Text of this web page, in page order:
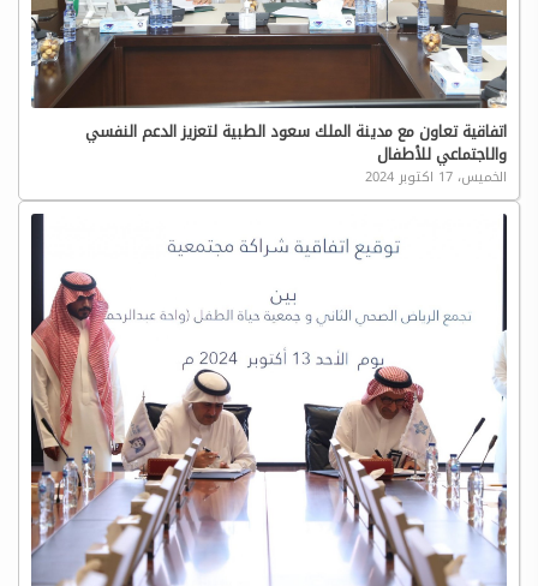
اتفاقية تعاون مع مدينة الملك سعود الطبية لتعزيز الدعم النفسي
والاجتماعي للأطفال
الخميس، 17 اكتوبر 2024